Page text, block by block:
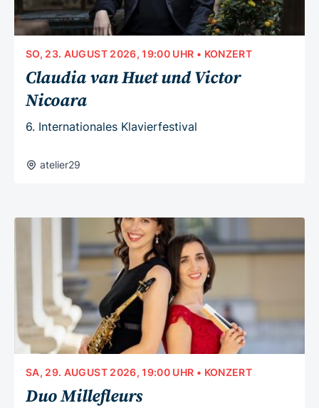
SO, 23. AUGUST 2026, 19:00 UHR • KONZERT
Claudia van Huet und Victor
Nicoara
6. Internationales Klavierfestival
atelier29
SA, 29. AUGUST 2026, 19:00 UHR • KONZERT
Duo Millefleurs